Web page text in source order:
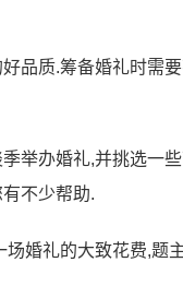
品质.筹备婚礼时需
举办婚礼,并挑选一
不少帮助.
婚礼的大致花费,题